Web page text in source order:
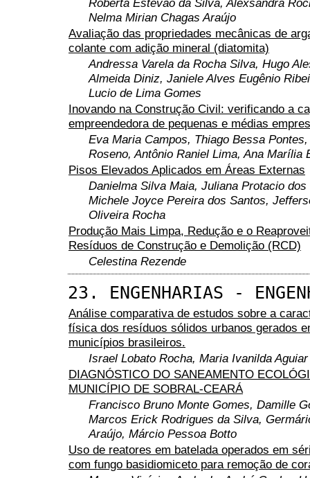
Roberta Estevão da Silva, Alexsandra
Nelma Mirian Chagas Araújo
Avaliação das propriedades mecânicas de
colante com adição mineral (diatomita)
Andressa Varela da Rocha Silva, Hugo
Almeida Diniz, Janiele Alves Eugênio
Lucio de Lima Gomes
Inovando na Construção Civil: verificando a
empreendedora de pequenas e médias
Eva Maria Campos, Thiago Bessa
Roseno, Antônio Raniel Lima, Ana Marília
Pisos Elevados Aplicados em Áreas Externas
Danielma Silva Maia, Juliana Protacio dos
Michele Joyce Pereira dos Santos,
Oliveira Rocha
Produção Mais Limpa, Redução e o
Resíduos de Construção e Demolição (RCD)
Celestina Rezende
23. ENGENHARIAS -
Análise comparativa de estudos sobre a
física dos resíduos sólidos urbanos gerados
municípios brasileiros.
Israel Lobato Rocha, Maria Ivanilda Aguiar
DIAGNÓSTICO DO SANEAMENTO
MUNICÍPIO DE SOBRAL-CEARÁ
Francisco Bruno Monte Gomes, Damille
Marcos Erick Rodrigues da Silva,
Araújo, Márcio Pessoa Botto
Uso de reatores em batelada operados em
com fungo basidiomiceto para remoção de